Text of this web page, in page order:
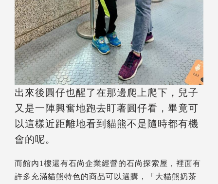
出來後圓仔也醒了在那邊爬上爬下，兒子
又是一陣興奮地跑去盯著圓仔看，畢竟可
以這樣近距離地看到貓熊不是隨時都有機
會的呢。
而館內1樓還有石尚企業經營的石尚探索屋，裡面有
許多充滿貓熊特色的商品可以選購，「大貓熊奶茶